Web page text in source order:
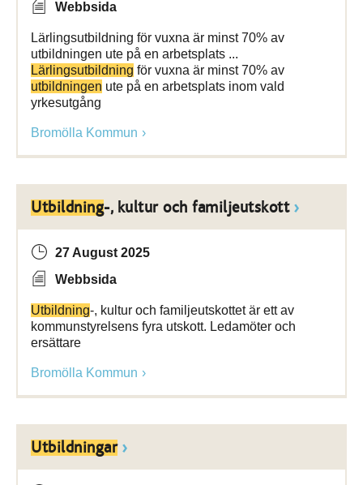
Webbsida
Lärlingsutbildning för vuxna är minst 70% av
utbildningen ute på en arbetsplats ...
Lärlingsutbildning för vuxna är minst 70% av
utbildningen ute på en arbetsplats inom vald
yrkesutgång
Bromölla Kommun
Utbildning-, kultur och familjeutskott
27 August 2025
Webbsida
Utbildning-, kultur och familjeutskottet är ett av
kommunstyrelsens fyra utskott. Ledamöter och
ersättare
Bromölla Kommun
Utbildningar